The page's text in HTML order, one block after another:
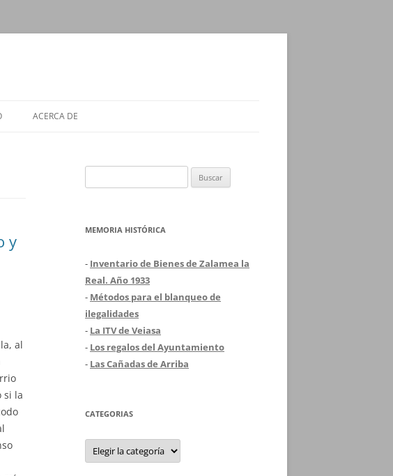
ACERCA DE
y
al
si la
MEMORIA HISTÓRICA
- Inventario de Bienes de Zalamea la
Real. Año 1933
- Métodos para el blanqueo de
ilegalidades
- La ITV de Veiasa
- Los regalos del Ayuntamiento
- Las Cañadas de Arriba
CATEGORIAS
Categorias